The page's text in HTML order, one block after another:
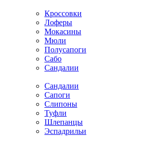
Кроссовки
Лоферы
Мокасины
Мюли
Полусапоги
Сабо
Сандалии
Сандалии
Сапоги
Слипоны
Туфли
Шлепанцы
Эспадрильи